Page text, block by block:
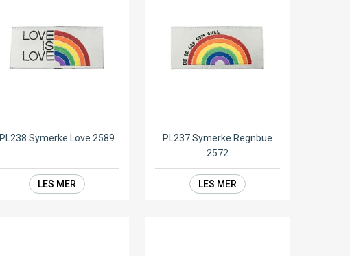
PL238 Symerke Love 2589
LES MER
PL237 Symerke Regnbue
2572
LES MER